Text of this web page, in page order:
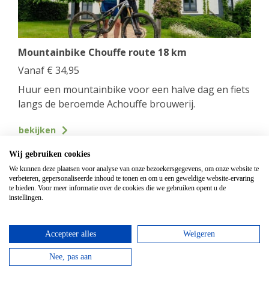
Mountainbike Chouffe route 18 km
Vanaf € 34,95
Huur een mountainbike voor een halve dag en fiets
langs de beroemde Achouffe brouwerij.
bekijken
Top hotels
Wij gebruiken cookies
We kunnen deze plaatsen voor analyse van onze bezoekersgegevens, om onze website te
verbeteren, gepersonaliseerde inhoud te tonen en om u een geweldige website-ervaring
te bieden. Voor meer informatie over de cookies die we gebruiken opent u de
instellingen.
Accepteer alles Weigeren
Nee, pas aan